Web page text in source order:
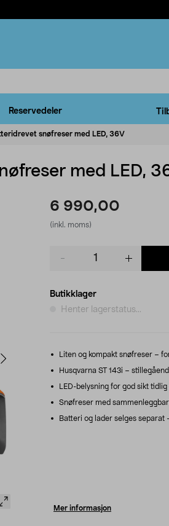
Reservedeler
snøfreser med LED, 36V
med LED,
6 990,00
(inkl. moms)
Butikklager
Henter lagerstatus...
Liten og kompakt snøfreser –
Husqvarna ST 143i –
LED-belysning for god sikt
Snøfreser med
Batteri og lader selges separat
Mer informasjon